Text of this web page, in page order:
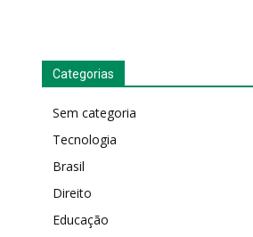
Categorias
Sem categoria
Tecnologia
Brasil
Direito
Educação